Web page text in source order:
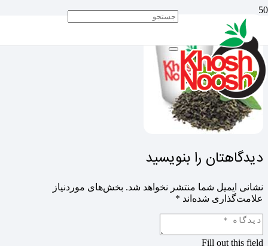
دیدگاهتان را بنویسید
نشانی ایمیل شما منتشر نخواهد شد. بخش‌های موردنیاز
علامت‌گذاری شده‌اند *
Fill out this field